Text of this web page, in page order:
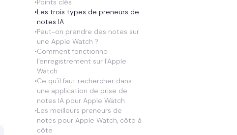
•Points clés
•Les trois types de preneurs de
notes IA
•Peut-on prendre des notes sur
une Apple Watch ?
•Comment fonctionne
l'enregistrement sur l'Apple
Watch
•Ce qu'il faut rechercher dans
une application de prise de
notes IA pour Apple Watch
•Les meilleurs preneurs de
notes pour Apple Watch, côte à
côte